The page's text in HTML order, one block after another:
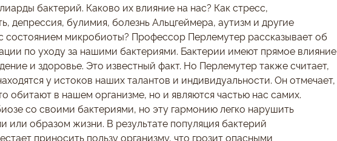
бактерий. Каково их влияние на нас? Как стресс,
депрессия, булимия, болезнь Альцгеймера, аутизм и другие
состоянием микробиоты? Профессор Перлемутер рассказывает об
по уходу за нашими бактериями. Бактерии имеют прямое влияние
и здоровье. Это известный факт. Но Перлемутер также считает,
у истоков наших талантов и индивидуальности. Он отмечает,
обитают в нашем организме, но и являются частью нас самих.
со своими бактериями, но эту гармонию легко нарушить
или образом жизни. В результате популяция бактерий
приносить пользу организму, что грозит опасными